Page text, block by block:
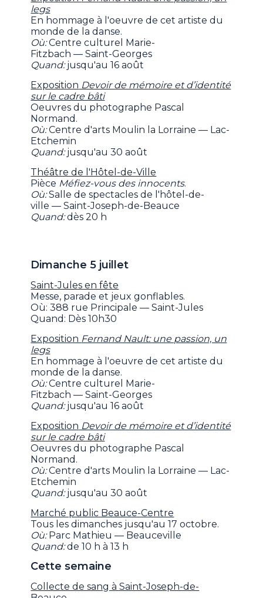
legs
En hommage à l'oeuvre de cet artiste du
monde de la danse.
Où:Centre culturel Marie-
Fitzbach — Saint-Georges
Quand:jusqu'au 16 août
Exposition Devoir de mémoire et d’identité
sur le cadre bâti
Oeuvres du photographe Pascal
Normand.
Où:Centre d'arts Moulin la Lorraine — Lac-
Etchemin
Quand:jusqu'au 30 août
Théâtre de l'Hôtel-de-Ville
Pièce Méfiez-vous des innocents.
Où:Salle de spectacles de l'hôtel-de-
ville — Saint-Joseph-de-Beauce
Quand:dès 20 h
Dimanche 5 juillet
Saint-Jules en fête
Messe, parade et jeux gonflables.
Où: 388 rue Principale — Saint-Jules
Quand: Dès 10h30
Exposition Fernand Nault: une passion, un
legs
En hommage à l'oeuvre de cet artiste du
monde de la danse.
Où:Centre culturel Marie-
Fitzbach — Saint-Georges
Quand:jusqu'au 16 août
Exposition Devoir de mémoire et d’identité
sur le cadre bâti
Oeuvres du photographe Pascal
Normand.
Où:Centre d'arts Moulin la Lorraine — Lac-
Etchemin
Quand:jusqu'au 30 août
Marché public Beauce-Centre
Tous les dimanches jusqu'au 17 octobre.
Où:Parc Mathieu — Beauceville
Quand:de 10 h à 13 h
Cette semaine
Collecte de sang à Saint-Joseph-de-